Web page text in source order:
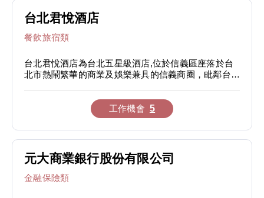
台北君悅酒店
餐飲旅宿類
台北君悅酒店為台北五星級酒店,位於信義區座落於台
北市熱鬧繁華的商業及娛樂兼具的信義商圈，毗鄰台北
君悅為商務旅客提供最便捷的服務，同時也讓度假旅客
置身於台北最佳娛樂和購物的天堂。
酒店的客房及套房擁有台北101、山景和台北都會城市
景觀，給您寫意舒適的居家氛圍。遠勝於一般酒店行政
樓層的嘉賓軒，提供商務旅客更為豪華精緻的專屬住宿
環境，享受由嘉賓軒團隊提供一系列個人化貼心的服
工作機會 5
元大商業銀行股份有限公司
金融保險類